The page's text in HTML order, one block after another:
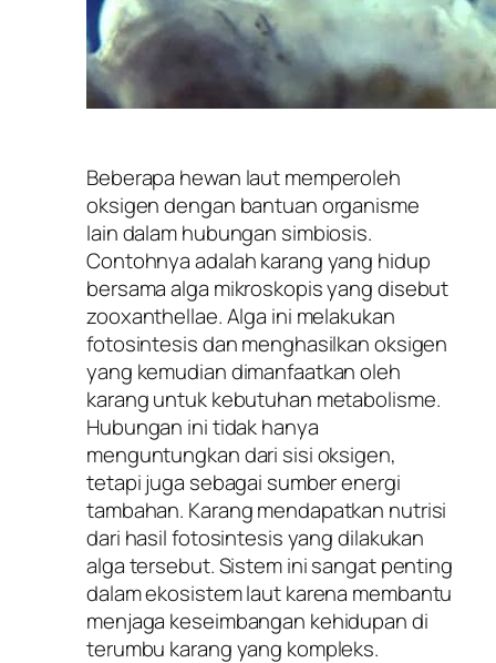
Beberapa hewan laut memperoleh
oksigen dengan bantuan organisme
lain dalam hubungan simbiosis.
Contohnya adalah karang yang hidup
bersama alga mikroskopis yang disebut
zooxanthellae. Alga ini melakukan
fotosintesis dan menghasilkan oksigen
yang kemudian dimanfaatkan oleh
karang untuk kebutuhan metabolisme.
Hubungan ini tidak hanya
menguntungkan dari sisi oksigen,
tetapi juga sebagai sumber energi
tambahan. Karang mendapatkan nutrisi
dari hasil fotosintesis yang dilakukan
alga tersebut. Sistem ini sangat penting
dalam ekosistem laut karena membantu
menjaga keseimbangan kehidupan di
terumbu karang yang kompleks.